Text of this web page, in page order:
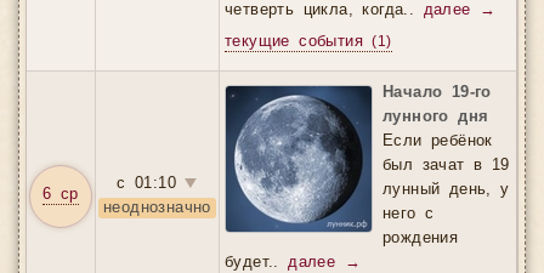
четверть цикла, когда.. далее →
текущие события(1)
6 ср
с 01:10▼
неоднозначно
Начало 19-го
лунного дня
Если ребёнок
был зачат в 19
лунный день, у
него с
рождения
будет..далее →